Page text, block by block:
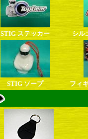
STIG ステッカー シル
STIG ソープ フィ